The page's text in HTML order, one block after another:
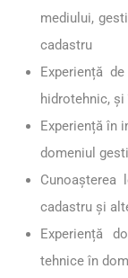
mediului,
cadastru
Experiență
hidrotehnic,
Experiență în
domeniul
Cunoașterea
cadastru și
Experiență
tehnice în